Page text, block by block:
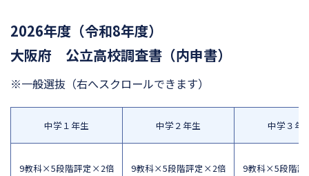
2026年度（令和8年度）
大阪府 公立高校調査書（内申書）
※一般選抜 （右へスクロールできます）
中学１年生
9教科×5段階評定×2倍
中学２年生
9教科×5段階評定×2倍
中学３年
9教科×5段階